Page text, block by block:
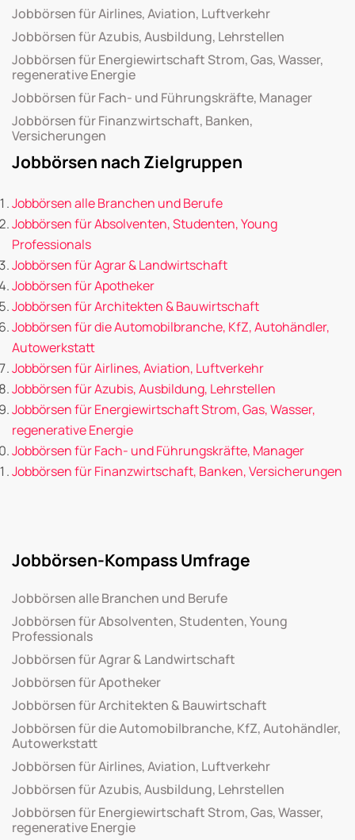
Jobbörsen für Airlines, Aviation, Luftverkehr
Jobbörsen für Azubis, Ausbildung, Lehrstellen
Jobbörsen für Energiewirtschaft Strom, Gas, Wasser,
regenerative Energie
Jobbörsen für Fach- und Führungskräfte, Manager
Jobbörsen für Finanzwirtschaft, Banken,
Versicherungen
Jobbörsen nach Zielgruppen
Jobbörsen alle Branchen und Berufe
Jobbörsen für Absolventen, Studenten, Young
Professionals
Jobbörsen für Agrar & Landwirtschaft
Jobbörsen für Apotheker
Jobbörsen für Architekten & Bauwirtschaft
Jobbörsen für die Automobilbranche, KfZ, Autohändler,
Autowerkstatt
Jobbörsen für Airlines, Aviation, Luftverkehr
Jobbörsen für Azubis, Ausbildung, Lehrstellen
Jobbörsen für Energiewirtschaft Strom, Gas, Wasser,
regenerative Energie
Jobbörsen für Fach- und Führungskräfte, Manager
Jobbörsen für Finanzwirtschaft, Banken, Versicherungen
Jobbörsen-Kompass Umfrage
Jobbörsen alle Branchen und Berufe
Jobbörsen für Absolventen, Studenten, Young
Professionals
Jobbörsen für Agrar & Landwirtschaft
Jobbörsen für Apotheker
Jobbörsen für Architekten & Bauwirtschaft
Jobbörsen für die Automobilbranche, KfZ, Autohändler,
Autowerkstatt
Jobbörsen für Airlines, Aviation, Luftverkehr
Jobbörsen für Azubis, Ausbildung, Lehrstellen
Jobbörsen für Energiewirtschaft Strom, Gas, Wasser,
regenerative Energie